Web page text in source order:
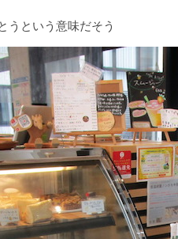
うという意味だそう